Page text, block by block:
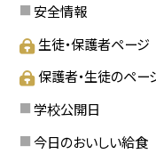
安全情報
生徒・保護者ページ
保護者・生徒のペー
学校公開日
今日のおいしい給食